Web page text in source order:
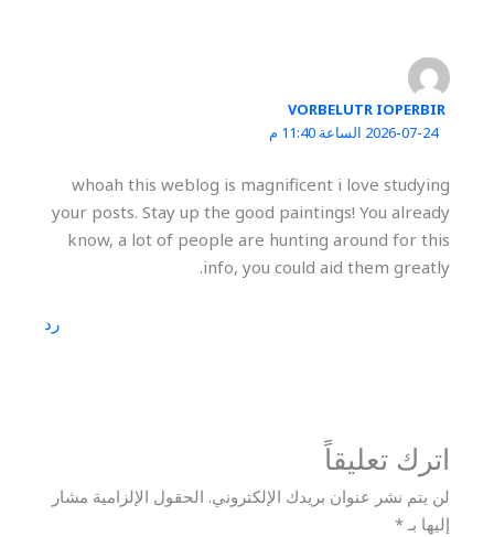
VORBELUTR IOPERBIR
2026-07-24 الساعة 11:40 م
whoah this weblog is magnificent i love studying
your posts. Stay up the good paintings! You already
know, a lot of people are hunting around for this
info, you could aid them greatly.
رد
اترك تعليقاً
لن يتم نشر عنوان بريدك الإلكتروني. الحقول الإلزامية مشار
إليها بـ*